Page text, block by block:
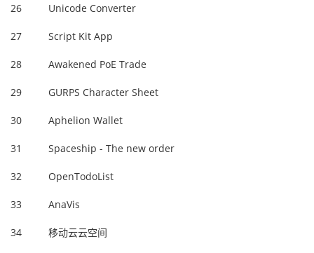
26 Unicode Converter
27 Script Kit App
28 Awakened PoE Trade
29 GURPS Character Sheet
30 Aphelion Wallet
31 Spaceship - The new order
32 OpenTodoList
33 AnaVis
34 移动云云空间